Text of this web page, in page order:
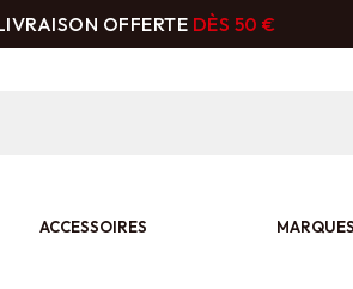
OFFERTE DÈS 50 €
ACCESSOIRES MARQUES